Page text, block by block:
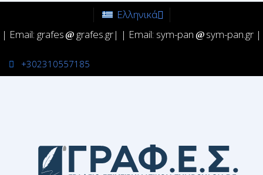
Ελληνικά
| Email: grafes
grafes.gr| | Email: sym-pan sym-pan.gr |
+302310557185